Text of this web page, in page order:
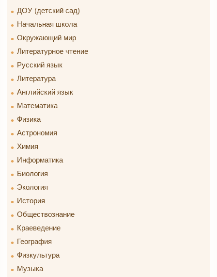
ДОУ (детский сад)
Начальная школа
Окружающий мир
Литературное чтение
Русский язык
Литература
Английский язык
Математика
Физика
Астрономия
Химия
Информатика
Биология
Экология
История
Обществознание
Краеведение
География
Физкультура
Музыка